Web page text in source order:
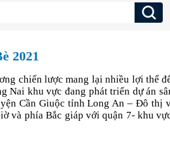
2021
chiến lược mang lại nhiều lợi thế
Nai khu vực đang phát triển dự án
Cần Giuộc tỉnh Long An – Đô thị
và phía Bắc giáp với quận 7- khu